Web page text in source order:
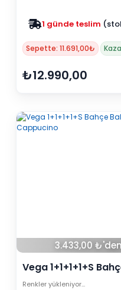
Zam yok 2025
Sepette: 11.691,00₺
₺12.990,00
3.433,00
Vega 1+1+1+1+S
(Minderli) -
Renkler yükleniyor…